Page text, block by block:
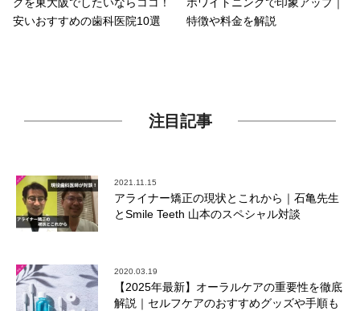
安いおすすめの歯科医院10選
特徴や料金を解説
注目記事
2021.11.15
アライナー矯正の現状とこれから｜石亀先生
とSmile Teeth 山本のスペシャル対談
2020.03.19
【2025年最新】オーラルケアの重要性を徹底
解説｜セルフケアのおすすめグッズや手順も